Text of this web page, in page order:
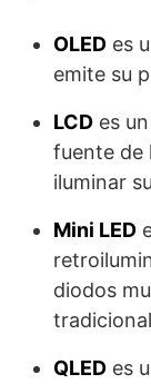
OLED es
emite su
LCD es
fuente de
iluminar
Mini LED
diodos
QLED es